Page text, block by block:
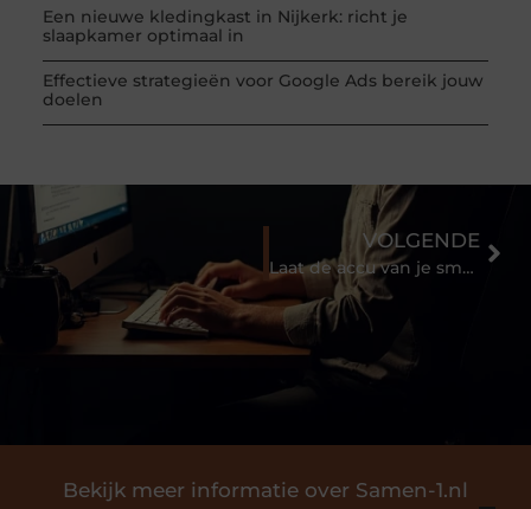
Een nieuwe kledingkast in Nijkerk: richt je
slaapkamer optimaal in
Effectieve strategieën voor Google Ads bereik jouw
doelen
Bekijk meer informatie over Samen-1.nl
VOLGENDE
Laat de accu van je smartphone zo lang mogelijk mee gaan